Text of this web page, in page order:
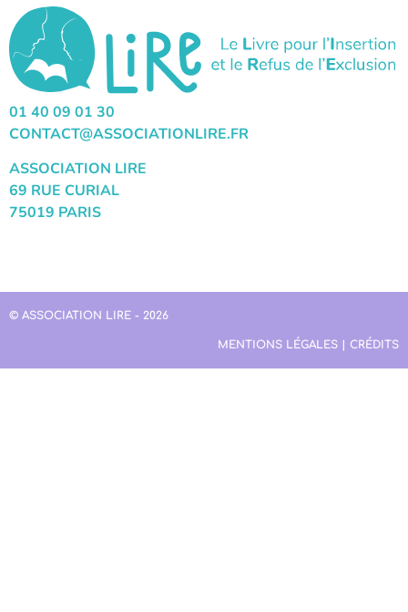
01 40 09 01 30
CONTACT@ASSOCIATIONLIRE.FR
ASSOCIATION LIRE
69 RUE CURIAL
75019 PARIS
© ASSOCIATION LIRE - 2026
MENTIONS LÉGALES | CRÉDITS